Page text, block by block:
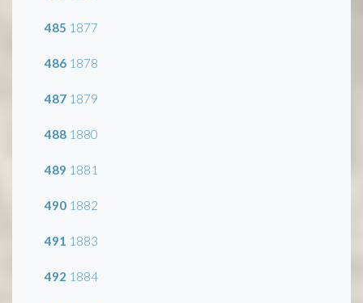
485 1877
486 1878
487 1879
488 1880
489 1881
490 1882
491 1883
492 1884